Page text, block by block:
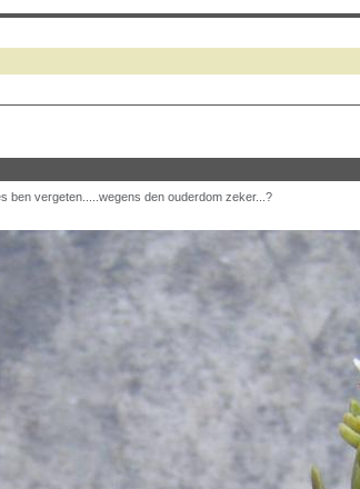
ben vergeten.....wegens den ouderdom zeker...?